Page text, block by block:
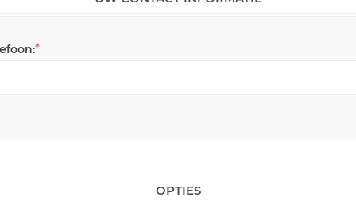
*
OPTIES